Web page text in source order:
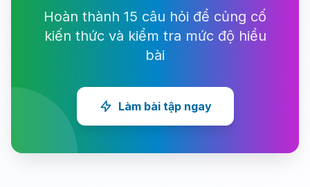
Hoàn thành 15 câu hỏi để củng cố
kiến thức và kiểm tra mức độ hiểu
bài
Làm bài tập ngay